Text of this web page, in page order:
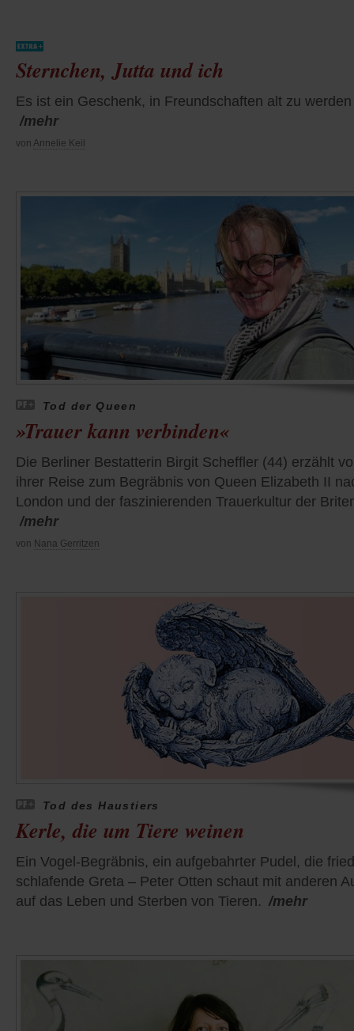
Sternchen, Jutta und ich
Es ist ein Geschenk, in Freundschaften alt zu werden
/mehr
von Annelie Keil
Tod der Queen
»Trauer kann verbinden«
Die Berliner Bestatterin Birgit Scheffler (44) erzählt
ihrer Reise zum Begräbnis von Queen Elizabeth II
London und der faszinierenden Trauerkultur der
/mehr
von Nana Gerritzen
Tod des Haustiers
Kerle, die um Tiere weinen
Ein Vogel-Begräbnis, ein aufgebahrter Pudel, die
schlafende Greta – Peter Otten schaut mit anderen
auf das Leben und Sterben von Tieren. /mehr